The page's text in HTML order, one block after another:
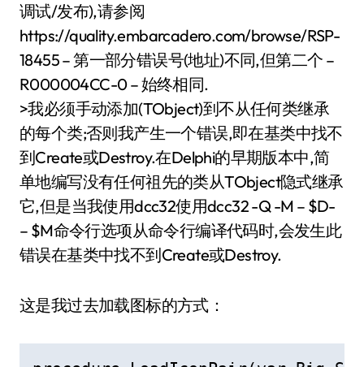
调试/发布),请参阅
https://quality.embarcadero.com/browse/RSP-
18455 – 第一部分错误号(地址)不同,但第二个 –
R000004CC-0 – 始终相同.
>我必须手动添加(TObject)到不从任何类继承
的每个类;否则我产生一个错误,即在基类中找不
到Create或Destroy.在Delphi的早期版本中,简
单地编写没有任何祖先的类从TObject隐式继承
它,但是当我使用dcc32使用dcc32 -Q -M – $D-
– $M命令行选项从命令行编译代码时,会发生此
错误在基类中找不到Create或Destroy.
这是我过去加载图标的方式：